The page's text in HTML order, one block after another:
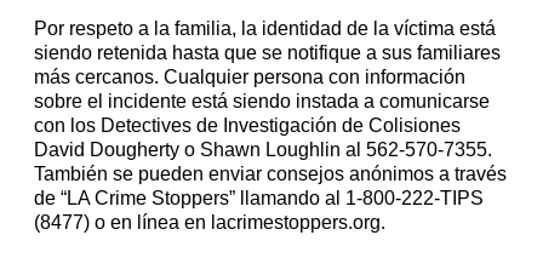
Por respeto a la familia, la identidad de la víctima está
siendo retenida hasta que se notifique a sus familiares
más cercanos. Cualquier persona con información
sobre el incidente está siendo instada a comunicarse
con los Detectives de Investigación de Colisiones
David Dougherty o Shawn Loughlin al 562-570-7355.
También se pueden enviar consejos anónimos a través
de “LA Crime Stoppers” llamando al 1-800-222-TIPS
(8477) o en línea en lacrimestoppers.org.